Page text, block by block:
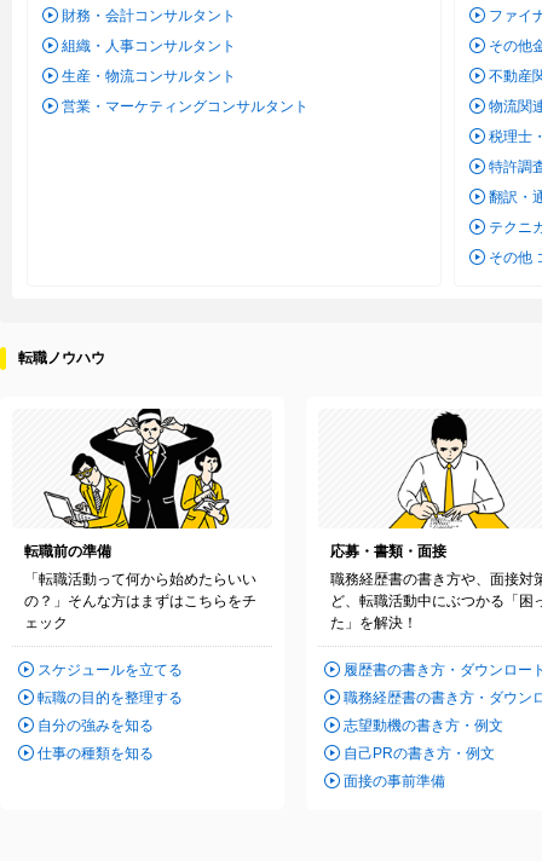
財務・会計コンサルタント
組織・人事コンサルタント
生産・物流コンサルタント
営業・マーケティングコンサルタント
ファイ
その他
不動産
物流関
税理士
特許調
翻訳・
テクニ
その他
転職ノウハウ
転職前の準備
「転職活動って何から始めたらいい
の？」そんな方はまずはこちらをチ
ェック
スケジュールを立てる
転職の目的を整理する
自分の強みを知る
仕事の種類を知る
応募・書類・面接
職務経歴書の書き方や、面接対
ど、転職活動中にぶつかる「困
た」を解決！
履歴書の書き方・ダウンロー
職務経歴書の書き方・ダウン
志望動機の書き方・例文
自己PRの書き方・例文
面接の事前準備